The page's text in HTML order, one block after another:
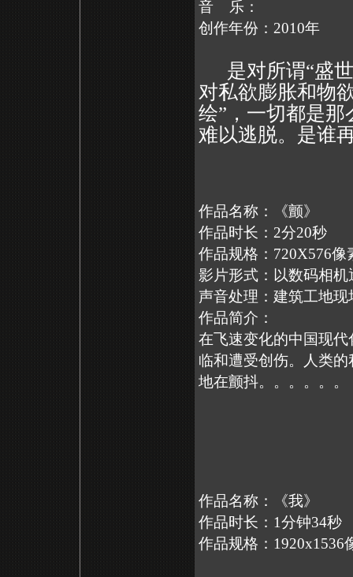
音 乐：
创作年份：2010年
是对所谓“盛世
对私欲膨胀和物
绘”，一切都是
难以逃脱。是谁
作品名称：《颤》
作品时长：2分20秒
作品规格：720X576
影片形式：以数码相
声音处理：建筑工地现
作品简介：
在飞速变化的中国现
临和遭受创伤。人类
地在颤抖。。。。。。
作品名称：《我》
作品时长：1分钟34秒
作品规格：